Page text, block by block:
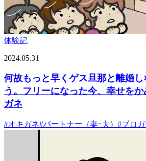
体験記
2024.05.31
何故もっと早くゲス旦那と離婚
う。フリーになった今、幸せを
ガネ
#オキガネ#パートナー（妻･夫） #ブロ